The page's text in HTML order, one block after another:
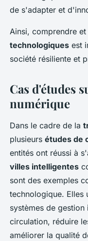
de s'adapter et
Ainsi, comprendre
technologiques est
société résiliente et
Cas d'études
numérique
Dans le cadre de la
plusieurs études de
entités ont réussi à
villes intelligentes
sont des exemples
technologique. Elles
systèmes de
circulation, réduire
améliorer la qualité